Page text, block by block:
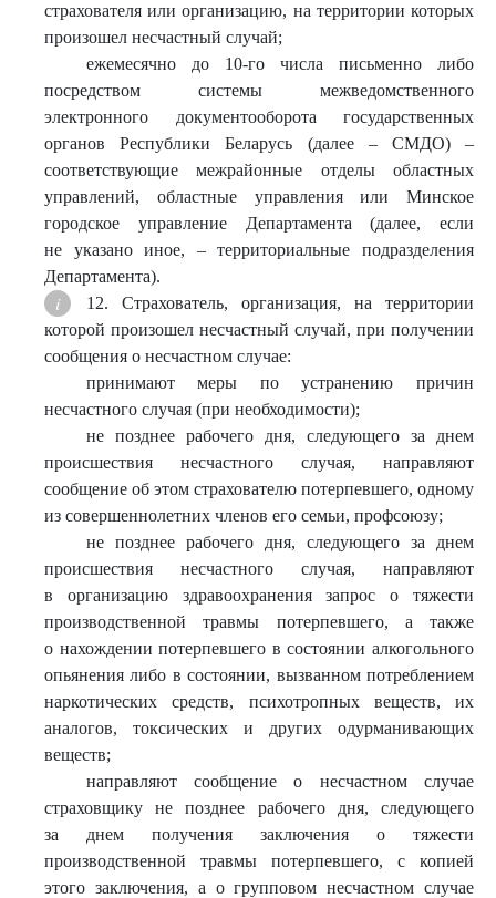
страхователя или организацию, на территории которых
произошел несчастный случай;
ежемесячно до 10-го числа письменно либо
посредством системы межведомственного
электронного документооборота государственных
органов Республики Беларусь (далее – СМДО) –
соответствующие межрайонные отделы областных
управлений, областные управления или Минское
городское управление Департамента (далее, если
не указано иное, – территориальные подразделения
Департамента).
12. Страхователь, организация, на территории
которой произошел несчастный случай, при получении
сообщения о несчастном случае:
принимают меры по устранению причин
несчастного случая (при необходимости);
не позднее рабочего дня, следующего за днем
происшествия несчастного случая, направляют
сообщение об этом страхователю потерпевшего, одному
из совершеннолетних членов его семьи, профсоюзу;
не позднее рабочего дня, следующего за днем
происшествия несчастного случая, направляют
в организацию здравоохранения запрос о тяжести
производственной травмы потерпевшего, а также
о нахождении потерпевшего в состоянии алкогольного
опьянения либо в состоянии, вызванном потреблением
наркотических средств, психотропных веществ, их
аналогов, токсических и других одурманивающих
веществ;
направляют сообщение о несчастном случае
страховщику не позднее рабочего дня, следующего
за днем получения заключения о тяжести
производственной травмы потерпевшего, с копией
этого заключения, а о групповом несчастном случае